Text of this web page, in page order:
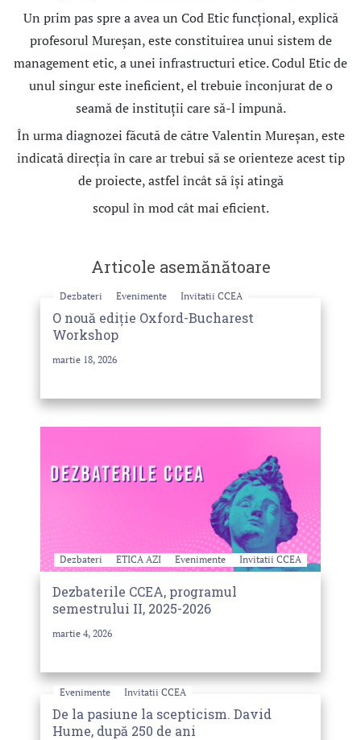
Un prim pas spre a avea un Cod Etic funcțional, explică
profesorul Mureșan, este constituirea unui sistem de
management etic, a unei infrastructuri etice. Codul Etic de
unul singur este ineficient, el trebuie înconjurat de o
seamă de instituţii care să-l impună.
În urma diagnozei făcută de către Valentin Mureșan, este
indicată direcția în care ar trebui să se orienteze acest tip
de proiecte, astfel încât să își atingă
scopul în mod cât mai eficient.
Articole asemănătoare
Dezbateri Evenimente Invitatii CCEA
O nouă ediție Oxford-Bucharest
Workshop
martie 18, 2026
Dezbateri ETICA AZI Evenimente Invitatii CCEA
Dezbaterile CCEA, programul
semestrului II, 2025-2026
martie 4, 2026
Evenimente Invitatii CCEA
De la pasiune la scepticism. David
Hume, după 250 de ani